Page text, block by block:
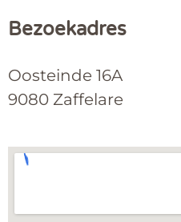
Bezoekadres
Oosteinde 16A
9080 Zaffelare